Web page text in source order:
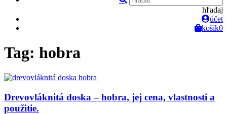
hľadaj
účet
košík0
Tag: hobra
Drevovláknitá doska – hobra, jej cena, vlastnosti a
použitie.